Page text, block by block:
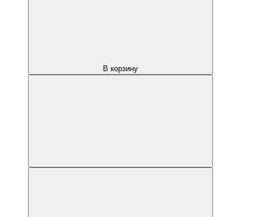
В корзину